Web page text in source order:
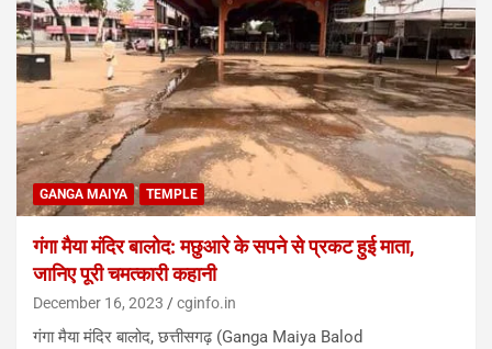
GANGA MAIYA TEMPLE
गंगा मैया मंदिर बालोद: मछुआरे के सपने से प्रकट हुई माता,
जानिए पूरी चमत्कारी कहानी
December 16, 2023 cginfo.in
गंगा मैया मंदिर बालोद, छत्तीसगढ़ (Ganga Maiya Balod